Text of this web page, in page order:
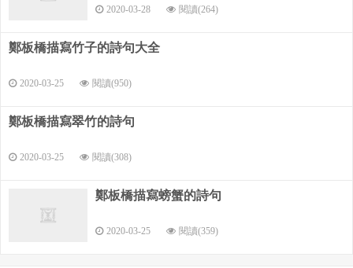
2020-03-28 閱讀(264)
鄭板橋描寫竹子的詩句大全
2020-03-25 閱讀(950)
鄭板橋描寫翠竹的詩句
2020-03-25 閱讀(308)
鄭板橋描寫螃蟹的詩句
2020-03-25 閱讀(359)